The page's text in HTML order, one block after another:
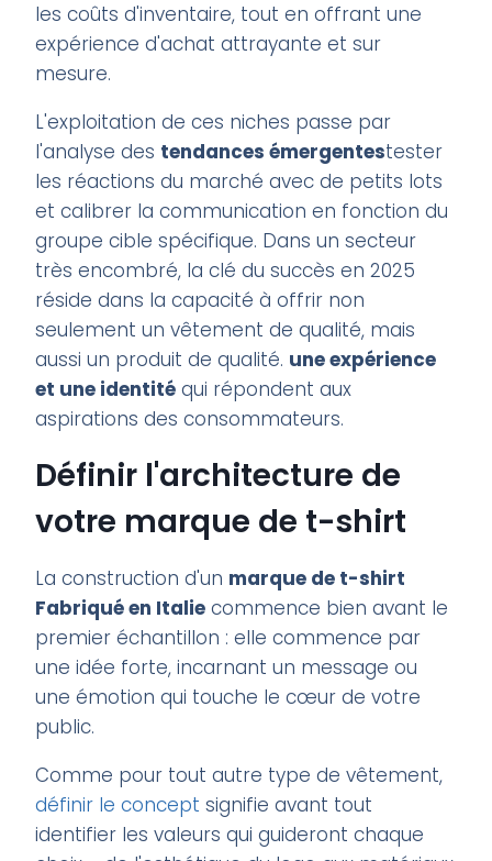
les coûts d'inventaire, tout en offrant une
expérience d'achat attrayante et sur
mesure.
L'exploitation de ces niches passe par
l'analyse des tendances émergentestester
les réactions du marché avec de petits lots
et calibrer la communication en fonction du
groupe cible spécifique. Dans un secteur
très encombré, la clé du succès en 2025
réside dans la capacité à offrir non
seulement un vêtement de qualité, mais
aussi un produit de qualité. une expérience
et une identité qui répondent aux
aspirations des consommateurs.
Définir l'architecture de
votre marque de t-shirt
La construction d'un marque de t-shirt
Fabriqué en Italie commence bien avant le
premier échantillon : elle commence par
une idée forte, incarnant un message ou
une émotion qui touche le cœur de votre
public.
Comme pour tout autre type de vêtement,
définir le concept signifie avant tout
identifier les valeurs qui guideront chaque